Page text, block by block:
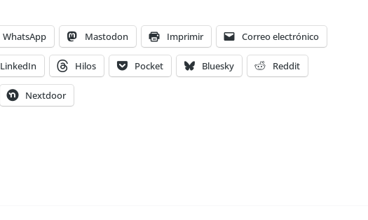
WhatsApp Mastodon Imprimir Correo electrónico
LinkedIn Hilos Pocket Bluesky Reddit
Nextdoor